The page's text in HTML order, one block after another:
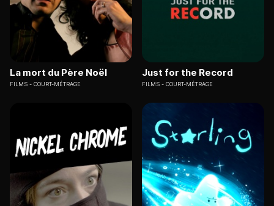
La mort du Père Noël
FILMS COURT-MÉTRAGE
Just for the Record
FILMS COURT-MÉTRAGE